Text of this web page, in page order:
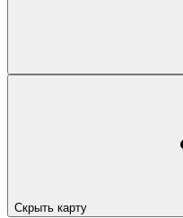
Скрыть карту